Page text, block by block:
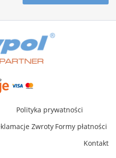
Polityka prywatności
Zwroty Formy płatności
Kontakt